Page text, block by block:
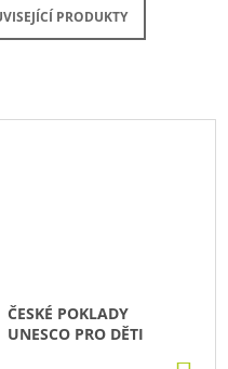
PRODUKTY
ČESKÉ POKLADY
UNESCO PRO DĚTI